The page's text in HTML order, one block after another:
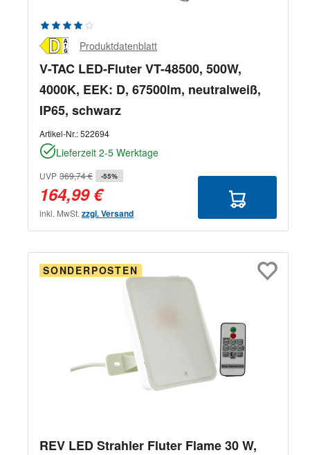
Durchschnittliche Bewertung von 4 von 5 Sternen
Produktdatenblatt
V-TAC LED-Fluter VT-48500, 500W,
4000K, EEK: D, 67500lm, neutralweiß,
IP65, schwarz
Artikel-Nr.:522694
Lieferzeit 2-5 Werktage
UVP 369,74 € -55%
164,99 €
inkl. MwSt. zzgl. Versand
SONDERPOSTEN
REV LED Strahler Fluter Flame 30 W,